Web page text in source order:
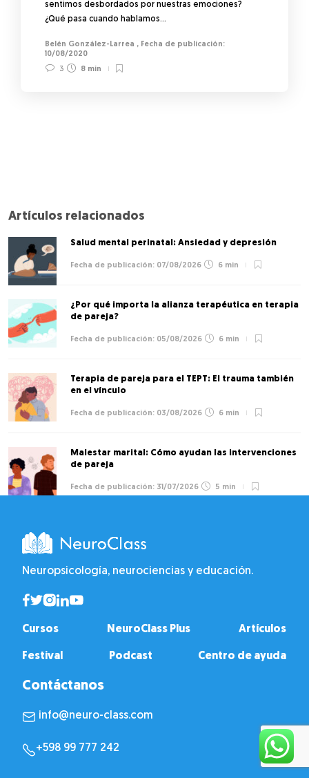
sentimos desbordados por nuestras emociones?
¿Qué pasa cuando hablamos…
Belén González-Larrea ,
10/08/2020
3
8 min
Artículos relacionados
Salud mental perinatal: Ansiedad y depresión
07/08/2026 6 min
¿Por qué importa la alianza terapéutica en terapia
de pareja?
05/08/2026 6 min
Terapia de pareja para el TEPT: El trauma también
en el vínculo
03/08/2026 6 min
Malestar marital: Cómo ayudan las intervenciones
de pareja
31/07/2026 5 min
Neuropsicología, neurociencias y educación.
Cursos NeuroClass Plus Artículos
Festival Podcast Centro de ayuda
Contáctanos
info@neuro-class.com
+598 99 777 242